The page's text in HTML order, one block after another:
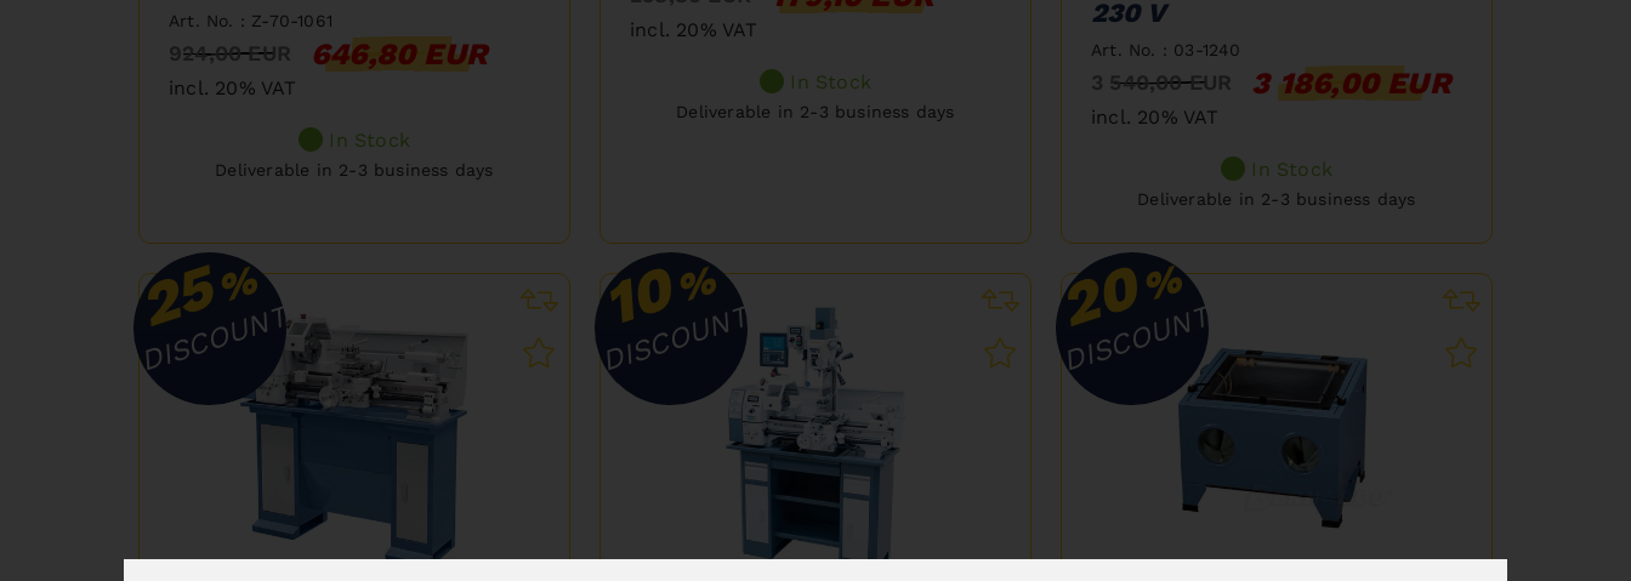
Art. No. : Z-70-1061
924,00 EUR 646,80 EUR
incl. 20% VAT
In Stock
Deliverable in 2-3 business days
incl. 20% VAT
In Stock
Deliverable in 2-3 business days
230 V
Art. No. : 03-1240
3 540,00 EUR 3 186,00 EUR
incl. 20% VAT
In Stock
Deliverable in 2-3 business days
25%
DISCOUNT 10%
DISCOUNT 20%
DISCOUNT